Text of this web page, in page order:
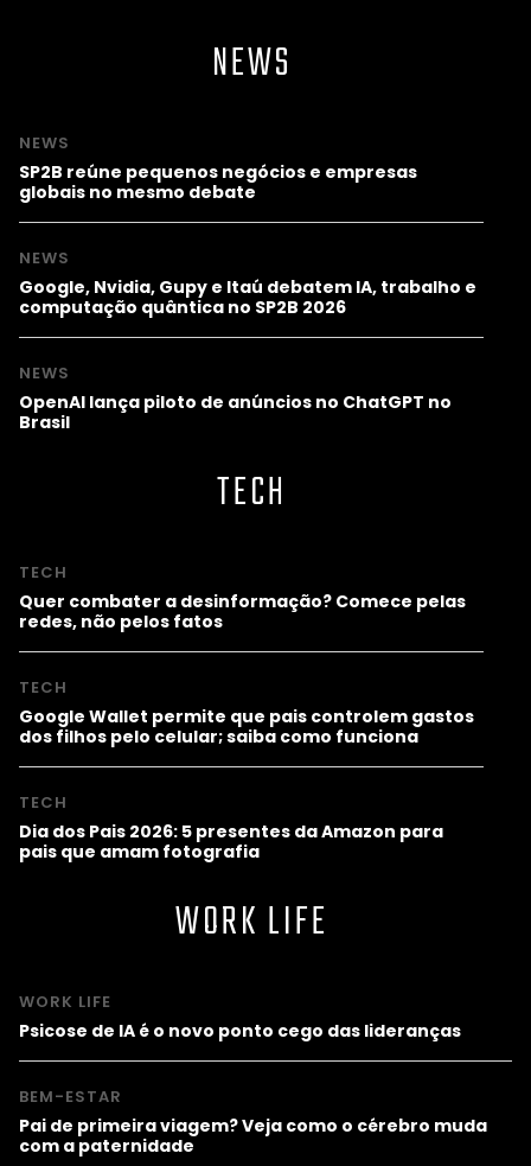
NEWS
NEWS
SP2B reúne pequenos negócios e empresas
globais no mesmo debate
NEWS
Google, Nvidia, Gupy e Itaú debatem IA, trabalho e
computação quântica no SP2B 2026
NEWS
OpenAI lança piloto de anúncios no ChatGPT no
Brasil
TECH
TECH
Quer combater a desinformação? Comece pelas
redes, não pelos fatos
TECH
Google Wallet permite que pais controlem gastos
dos filhos pelo celular; saiba como funciona
TECH
Dia dos Pais 2026: 5 presentes da Amazon para
pais que amam fotografia
WORK LIFE
WORK LIFE
Psicose de IA é o novo ponto cego das lideranças
BEM-ESTAR
Pai de primeira viagem? Veja como o cérebro muda
com a paternidade